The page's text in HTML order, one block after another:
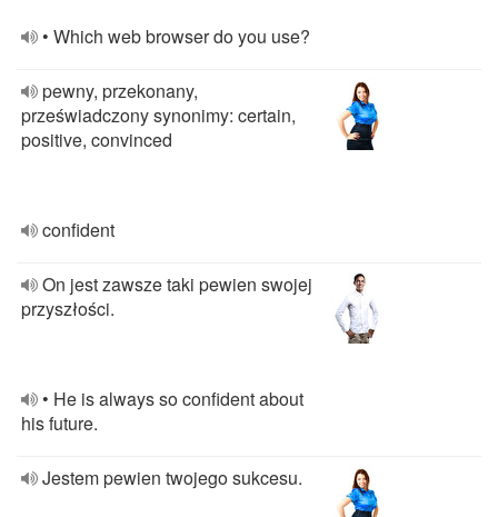
• Which web browser do you use?
pewny, przekonany,
przeświadczony synonimy: certain,
positive, convinced
confident
On jest zawsze taki pewien swojej
przyszłości.
• He is always so confident about
his future.
Jestem pewien twojego sukcesu.